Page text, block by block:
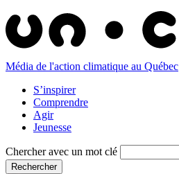
Média de l'action climatique au Québec
S’inspirer
Comprendre
Agir
Jeunesse
Chercher avec un mot clé
Rechercher